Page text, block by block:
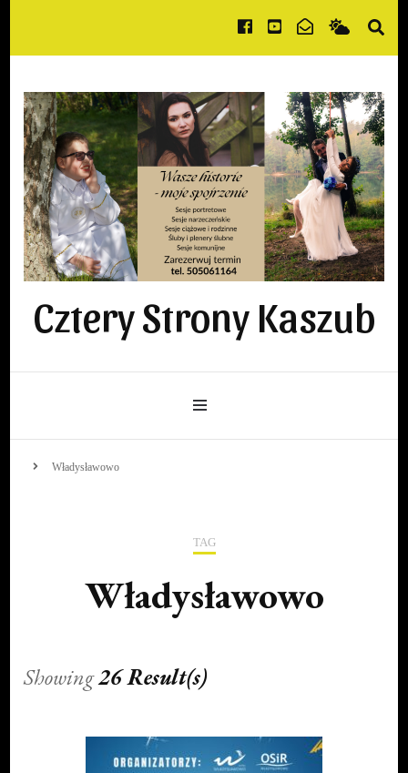
Cztery Strony Kaszub
Władysławowo
TAG
Władysławowo
Showing26 Result(s)